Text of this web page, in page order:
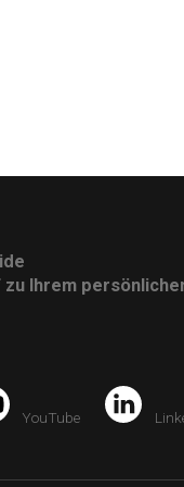
zu Ihrem
YouTube